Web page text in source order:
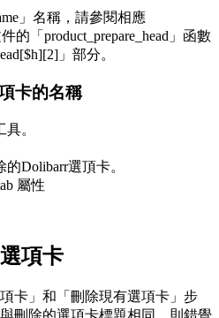
」名稱，請參閱相應
的「product_prepare_head」函數
」部分。
卡的名稱
。
Dolibarr選頂卡。
屬性
項卡
卡」和「刪除現有選項卡」步